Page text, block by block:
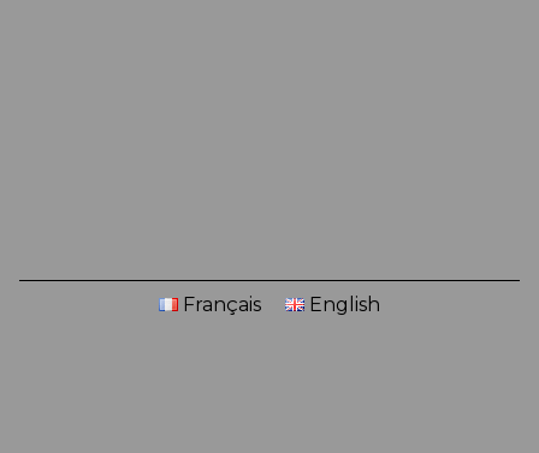
Français English